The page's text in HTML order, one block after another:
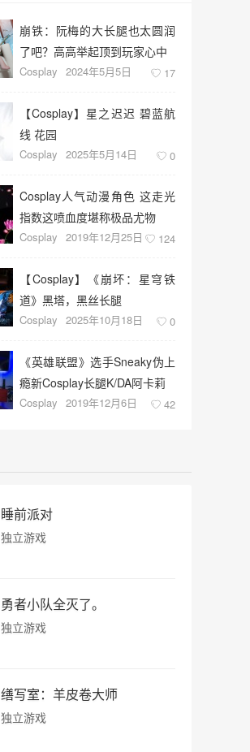
崩铁：阮梅的大长腿也太圆润
了吧？高高举起顶到玩家心中
Cosplay 2024年5月5日 17
【Cosplay】星之迟迟 碧蓝航
线 花园
Cosplay 2025年5月14日 0
Cosplay人气动漫角色 这走光
指数这喷血度堪称极品尤物
Cosplay 2019年12月25日 124
【Cosplay】《崩坏：星穹铁
道》黑塔，黑丝长腿
Cosplay 2025年10月18日 0
《英雄联盟》选手Sneaky伪上
瘾新Cosplay长腿K/DA阿卡莉
Cosplay 2019年12月6日 42
睡前派对
独立游戏
勇者小队全灭了。
独立游戏
缮写室：羊皮卷大师
独立游戏